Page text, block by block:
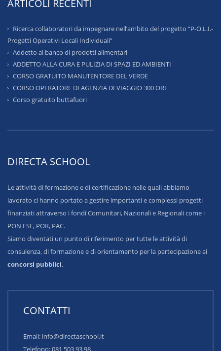
ARTICOLI RECENTI
Ricerca collaboratori da impegnare nell’ambito del progetto “P-O.L.I.-
Progetti Operativi Locali Individuali”
Addetto al banco di prodotti alimentari
ADDETTO ALLA CURA E PULIZIA DI SPAZI ED AMBIENTI
CORSO GRATUITO MANUTENTORE DEL VERDE
CORSO OPERATORE DI AGENZIA DI VIAGGIO 300 ORE
Corso gratuito buttafuori
DIRECTA SCHOOL
Le attività di formazione e di certificazione nelle quali abbiamo
lavorato ci hanno portato a gestire importanti e complessi progetti
finanziati attraverso i fondi Comunitari, Nazionali e Regionali come i
PON FSE, POR, PAC.
Siamo diventati un punto di riferimento per tutte le attività di
consulenza, di formazione e di orientamento per la partecipazione ai
concorsi pubblici.
CONTATTI
Email: info@directaschool.it
Telefono: 081 503 93 98